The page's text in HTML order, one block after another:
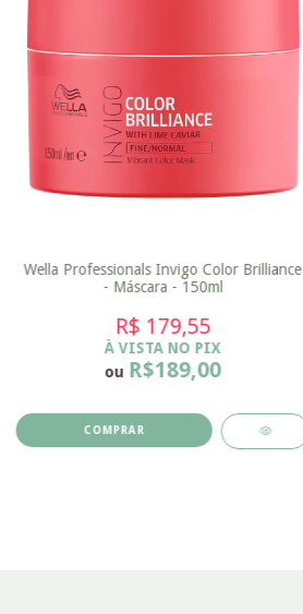
Wella Professionals Invigo Color Brilliance
- Máscara - 150ml
R$ 179,55
À VISTA NO PIX
ou R$189,00